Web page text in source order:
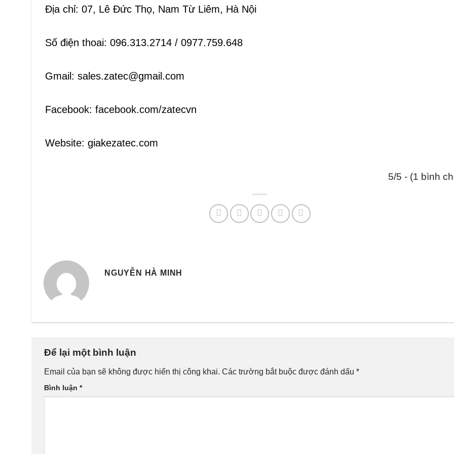
Địa chỉ: 07, Lê Đức Thọ, Nam Từ Liêm, Hà Nội
Số điện thoai: 096.313.2714 / 0977.759.648
Gmail: sales.zatec@gmail.com
Facebook: facebook.com/zatecvn
Website: giakezatec.com
5/5 - (1 bình
NGUYỄN HÀ MINH
Để lại một bình luận
Email của bạn sẽ không được hiển thị công khai. Các trường bắt buộc được đánh dấu *
Bình luận *